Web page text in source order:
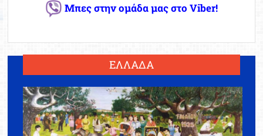
Μπες στην ομάδα μας στο Viber!
ΕΛΛΑΔΑ